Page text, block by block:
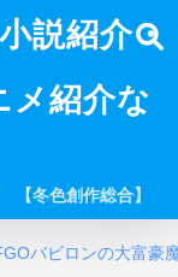
説紹介・
メ紹介な
【冬色創作総合】
バビロンの大富豪